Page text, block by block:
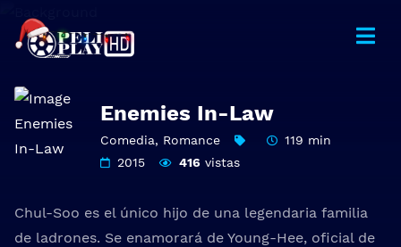
Enemies In-Law
Comedia, Romance
119 min
2015
416 vistas
Chul-Soo es el único hijo de una legendaria familia
de ladrones. Se enamorará de Young-Hee, oficial de